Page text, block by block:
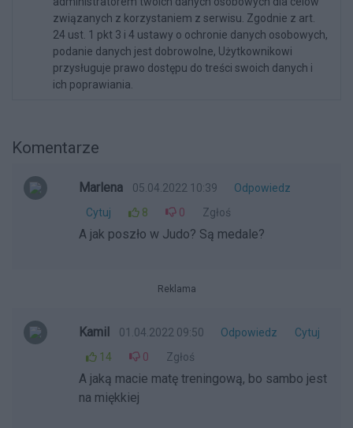
związanych z korzystaniem z serwisu. Zgodnie z art.
24 ust. 1 pkt 3 i 4 ustawy o ochronie danych osobowych,
podanie danych jest dobrowolne, Użytkownikowi
przysługuje prawo dostępu do treści swoich danych i
ich poprawiania.
Komentarze
Marlena 05.04.2022 10:39
Odpowiedz
Cytuj
8 0 Zgłoś
A jak poszło w Judo? Są medale?
Reklama
Kamil 01.04.2022 09:50 Odpowiedz
Cytuj
14
0 Zgłoś
A jaką macie matę treningową, bo sambo jest
na miękkiej